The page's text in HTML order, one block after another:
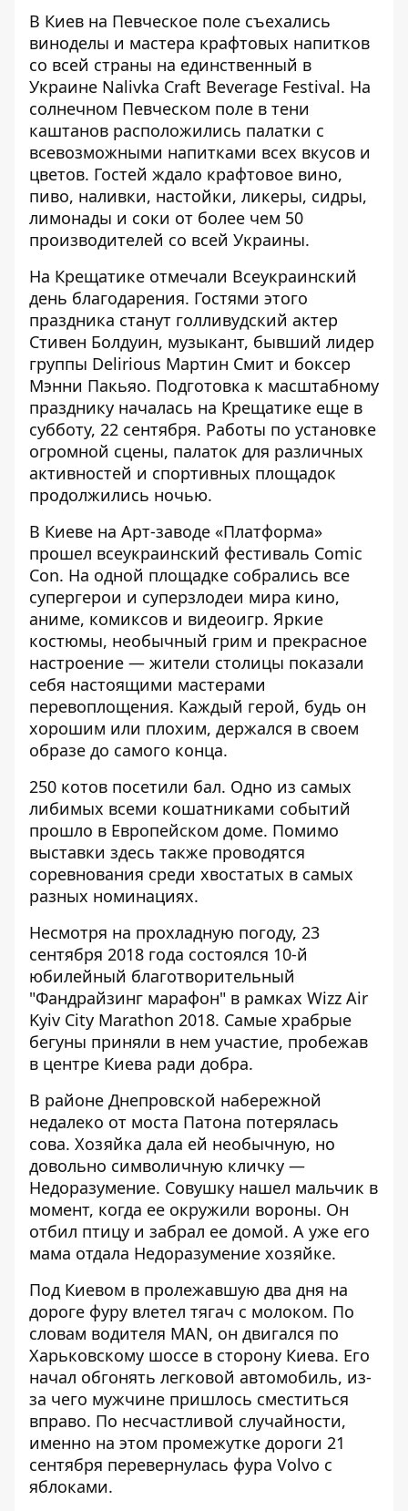
В Киев на Певческое поле съехались
виноделы и мастера крафтовых напитков
со всей страны на единственный в
Украине Nalivka Craft Beverage Festival. На
солнечном Певческом поле в тени
каштанов расположились палатки с
всевозможными напитками всех вкусов и
цветов. Гостей ждало крафтовое вино,
пиво, наливки, настойки, ликеры, сидры,
лимонады и соки от более чем 50
производителей со всей Украины.
На Крещатике отмечали Всеукраинский
день благодарения. Гостями этого
праздника станут голливудский актер
Стивен Болдуин, музыкант, бывший лидер
группы Delirious Мартин Смит и боксер
Мэнни Пакьяо. Подготовка к масштабному
празднику началась на Крещатике еще в
субботу, 22 сентября. Работы по установке
огромной сцены, палаток для различных
активностей и спортивных площадок
продолжились ночью.
В Киеве на Арт-заводе «Платформа»
прошел всеукраинский фестиваль Comic
Con. На одной площадке собрались все
супергерои и суперзлодеи мира кино,
аниме, комиксов и видеоигр. Яркие
костюмы, необычный грим и прекрасное
настроение — жители столицы показали
себя настоящими мастерами
перевоплощения. Каждый герой, будь он
хорошим или плохим, держался в своем
образе до самого конца.
250 котов посетили бал. Одно из самых
либимых всеми кошатниками событий
прошло в Европейском доме. Помимо
выставки здесь также проводятся
соревнования среди хвостатых в самых
разных номинациях.
Несмотря на прохладную погоду, 23
сентября 2018 года состоялся 10-й
юбилейный благотворительный
"Фандрайзинг марафон" в рамках Wizz Air
Kyiv City Marathon 2018. Самые храбрые
бегуны приняли в нем участие, пробежав
в центре Киева ради добра.
В районе Днепровской набережной
недалеко от моста Патона потерялась
сова. Хозяйка дала ей необычную, но
довольно символичную кличку —
Недоразумение. Совушку нашел мальчик в
момент, когда ее окружили вороны. Он
отбил птицу и забрал ее домой. А уже его
мама отдала Недоразумение хозяйке.
Под Киевом в пролежавшую два дня на
дороге фуру влетел тягач с молоком. По
словам водителя MAN, он двигался по
Харьковскому шоссе в сторону Киева. Его
начал обгонять легковой автомобиль, из-
за чего мужчине пришлось сместиться
вправо. По несчастливой случайности,
именно на этом промежутке дороги 21
сентября перевернулась фура Volvo с
яблоками.